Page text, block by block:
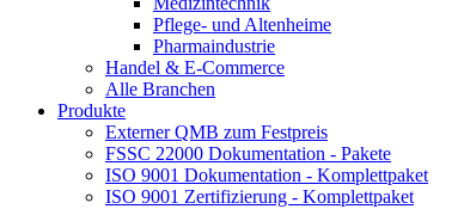
Pflege- und Altenheime
Pharmaindustrie
Handel & E-Commerce
Alle Branchen
Produkte
Externer QMB zum Festpreis
FSSC 22000 Dokumentation - Pakete
ISO 9001 Dokumentation - Komplettpaket
ISO 9001 Zertifizierung - Komplettpaket